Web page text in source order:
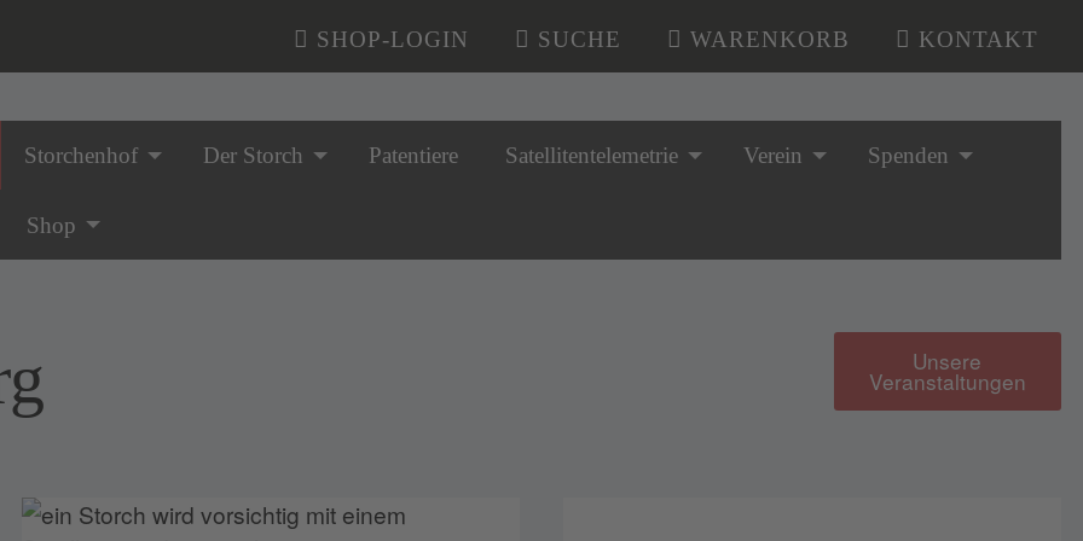
SHOP-LOGIN SUCHE WARENKORB KONTAKT
überspringen
Storchenhof Der Storch Patentiere Satellitentelemetrie Verein Spenden
Shop
Unsere
Veranstaltungen